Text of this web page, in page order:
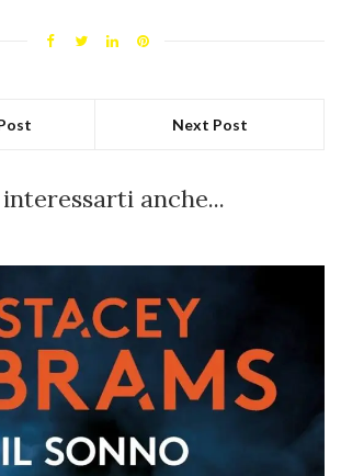
Next Post
anche...